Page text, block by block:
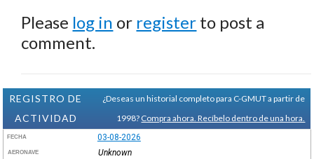
Please log in or register to post a
comment.
REGISTRO DE
ACTIVIDAD
¿Deseas un historial completo para C-GMUT a partir de
1998? Compra ahora. Recíbelo dentro de una hora.
FECHA 03-08-2026
AERONAVE Unknown